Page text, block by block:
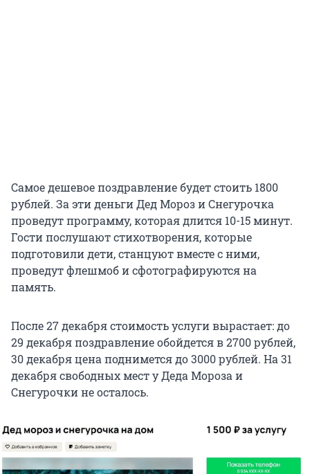
Самое дешевое поздравление будет стоить 1800
рублей. За эти деньги Дед Мороз и Снегурочка
проведут программу, которая длится 10-15 минут.
Гости послушают стихотворения, которые
подготовили дети, станцуют вместе с ними,
проведут флешмоб и сфотографируются на
память.
После 27 декабря стоимость услуги вырастает: до
29 декабря поздравление обойдется в 2700 рублей,
30 декабря цена поднимется до 3000 рублей. На 31
декабря свободных мест у Деда Мороза и
Снегурочки не осталось.